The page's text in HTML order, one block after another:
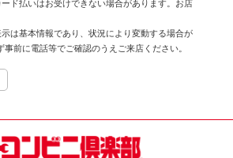
ド払いはお受けできない場合があります。お店
は基本情報であり、状況により変動する場合が
前に電話等でご確認のうえご来店ください。